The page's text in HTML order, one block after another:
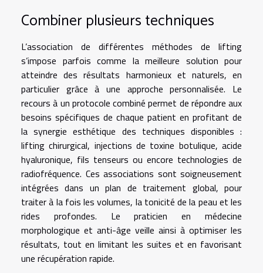
Combiner plusieurs techniques
L’association de différentes méthodes de lifting
s’impose parfois comme la meilleure solution pour
atteindre des résultats harmonieux et naturels, en
particulier grâce à une approche personnalisée. Le
recours à un protocole combiné permet de répondre aux
besoins spécifiques de chaque patient en profitant de
la synergie esthétique des techniques disponibles :
lifting chirurgical, injections de toxine botulique, acide
hyaluronique, fils tenseurs ou encore technologies de
radiofréquence. Ces associations sont soigneusement
intégrées dans un plan de traitement global, pour
traiter à la fois les volumes, la tonicité de la peau et les
rides profondes. Le praticien en médecine
morphologique et anti-âge veille ainsi à optimiser les
résultats, tout en limitant les suites et en favorisant
une récupération rapide.